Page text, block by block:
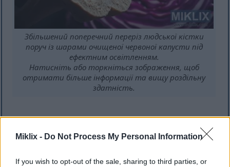
Miklix - Do Not Process My Personal Information
If you wish to opt-out of the sale, sharing to third parties, or
Збільшений поперечний переріз людської кістки
поруч із шарами очищеної червоної капусти під
ефектним освітленням.
Натисніть або торкніться зображення, щоб
отримати більше інформації та вищу роздільну
здатність.
Профілактика захворювань: